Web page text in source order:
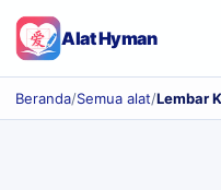
Alat Hyman
Beranda/Semua alat/Lembar